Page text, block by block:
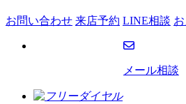
お問い合わせ 来店予約 LINE相談
メール相談